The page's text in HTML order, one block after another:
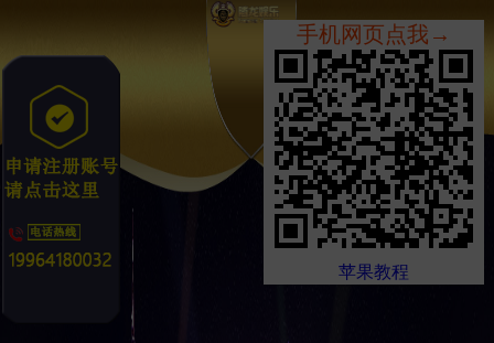
手机网页点我→
苹果教程